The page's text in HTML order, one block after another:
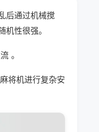
后通过机械搅
性很强。
。
将机进行复杂安